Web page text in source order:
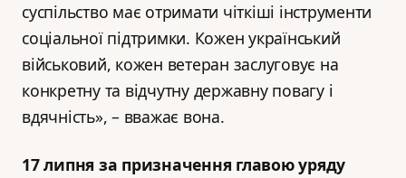
суспільство має отримати чіткіші інструменти
соціальної підтримки. Кожен український
військовий, кожен ветеран заслуговує на
конкретну та відчутну державну повагу і
вдячність», – вважає вона.
17 липня за призначення главою уряду